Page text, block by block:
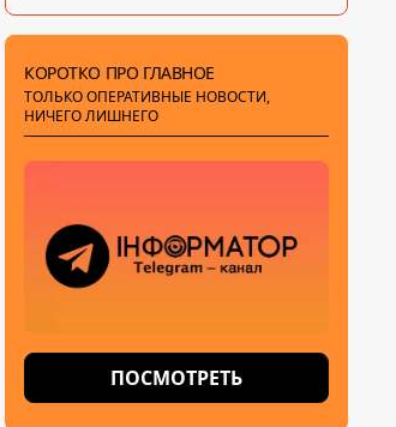
КОРОТКО ПРО ГЛАВНОЕ
ТОЛЬКО ОПЕРАТИВНЫЕ НОВОСТИ,
НИЧЕГО ЛИШНЕГО
ПОСМОТРЕТЬ